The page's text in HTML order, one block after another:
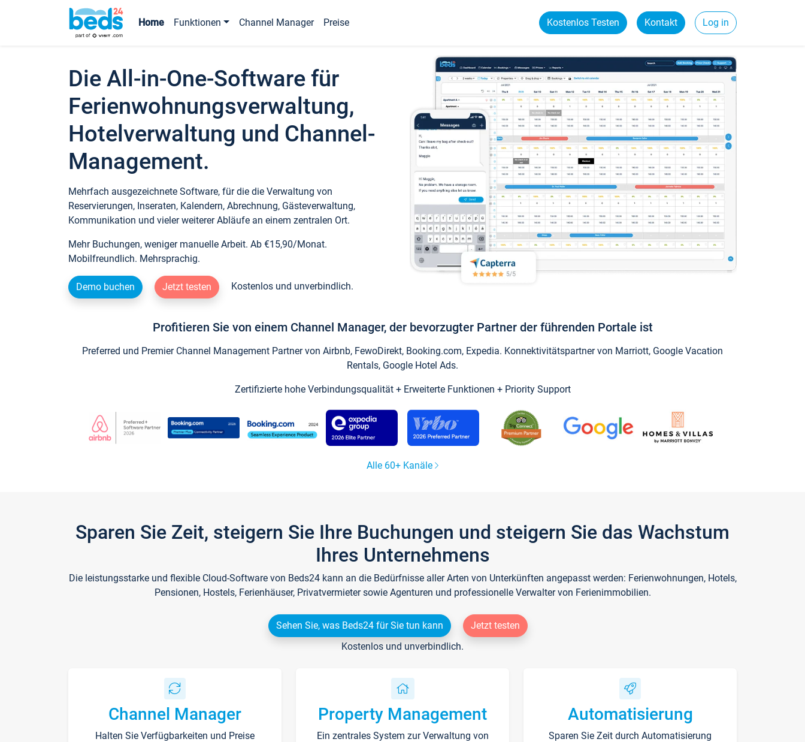
Home Funktionen Channel Manager Preise Kostenlos Testen Kontakt Log in
Die All-in-One-Software für
Ferienwohnungsverwaltung,
Hotelverwaltung und Channel-
Management.
Mehrfach ausgezeichnete Software, für die die Verwaltung von
Reservierungen, Inseraten, Kalendern, Abrechnung, Gästeverwaltung,
Kommunikation und vieler weiterer Abläufe an einem zentralen Ort.
Mehr Buchungen, weniger manuelle Arbeit. Ab €15,90/Monat.
Mobilfreundlich. Mehrsprachig.
Demo buchen Jetzt testen Kostenlos und unverbindlich.
Profitieren Sie von einem Channel Manager, der bevorzugter Partner der führenden Portale ist
Preferred und Premier Channel Management Partner von Airbnb, FewoDirekt, Booking.com, Expedia. Konnektivitätspartner von Marriott, Google Vacation
Rentals, Google Hotel Ads.
Zertifizierte hohe Verbindungsqualität + Erweiterte Funktionen + Priority Support
Alle 60+ Kanäle
Sparen Sie Zeit, steigern Sie Ihre Buchungen und steigern Sie das Wachstum
Ihres Unternehmens
Die leistungsstarke und flexible Cloud-Software von Beds24 kann an die Bedürfnisse aller Arten von Unterkünften angepasst werden: Ferienwohnungen, Hotels,
Pensionen, Hostels, Ferienhäuser, Privatvermieter sowie Agenturen und professionelle Verwalter von Ferienimmobilien.
Sehen Sie, was Beds24 für Sie tun kann
Jetzt testen
Kostenlos und unverbindlich.
Channel Manager
Halten Sie Verfügbarkeiten und Preise
Property Management
Ein zentrales System zur Verwaltung von
Automatisierung
Sparen Sie Zeit durch Automatisierung